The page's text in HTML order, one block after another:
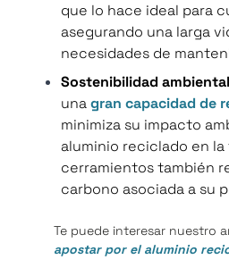
que lo hace ideal para
asegurando una larga
necesidades de
Sostenibilidad
unagran capacidad de
minimiza su impacto
aluminio reciclado en
cerramientos también
carbono asociada a su
Te puede interesar nuestro
apostar por el aluminio